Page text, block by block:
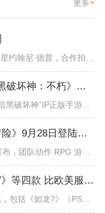
更多+
《黎明之海》今日正式公测，与好莱坞巨星约翰尼·德普，合作拍摄的宣传短片《冒险者的游戏》同步上线！沉浸式环球之旅 打造属于...
庇护之地CG燃爆公映《暗黑破坏神：不朽》今日全平台上线
虽迟但到，1500万国服玩家翘首以盼的“暗黑破坏神”IP正版手游《暗黑破坏神：不朽》已于今日全平台上线！动作RPG王者再...
《勇者斗恶龙：达尔的大冒险》9月28日登陆苹果谷歌应用商店
发行商 Square Enix 以及开发商 DeNa 宣布，团队动作 RPG 游戏《勇者斗恶龙：达尔的大冒险 魂之绊》将...
8月PS+港服会免：《如龙7》等四款 比欧美服多一款
官方公布了8月份港服的PS Plus会免游戏，包括《如龙7》（PS4/PS5）、《小小梦魇》（PS4）、《托尼霍克职业滑...